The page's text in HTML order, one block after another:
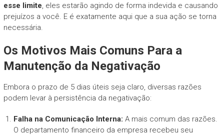
esse limite, eles estarão agindo de forma indevida e causando
prejuízos a você. E é exatamente aqui que a sua ação se torna
necessária.
Os Motivos Mais Comuns Para a
Manutenção da Negativação
Embora o prazo de 5 dias úteis seja claro, diversas razões
podem levar à persistência da negativação:
Falha na Comunicação Interna: A mais comum das razões.
O departamento financeiro da empresa recebeu seu